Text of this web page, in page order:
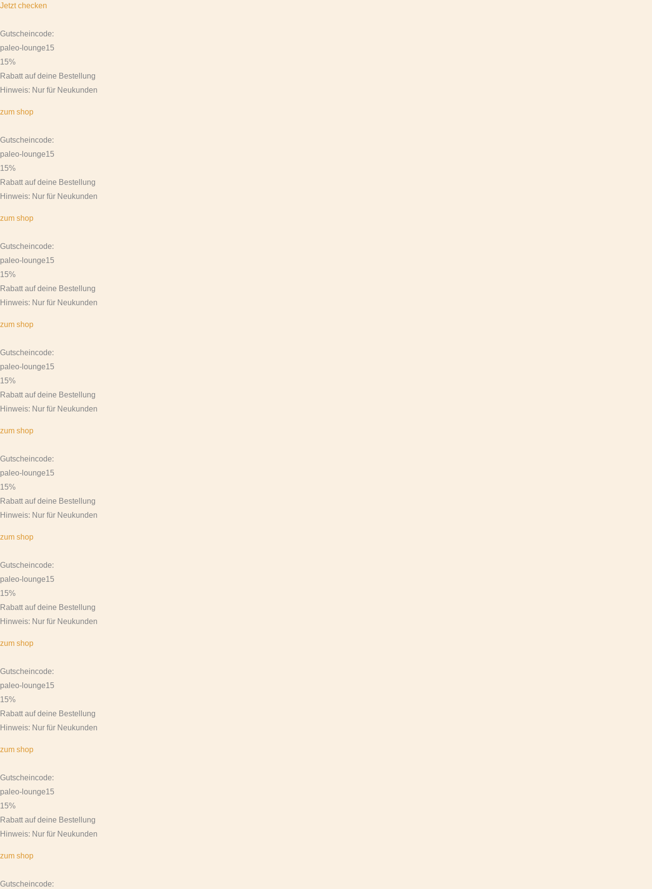
Jetzt checken
Gutscheincode:
paleo-lounge15
15%
Rabatt auf deine Bestellung
Hinweis: Nur für Neukunden
zum shop
Gutscheincode:
paleo-lounge15
15%
Rabatt auf deine Bestellung
Hinweis: Nur für Neukunden
zum shop
Gutscheincode:
paleo-lounge15
15%
Rabatt auf deine Bestellung
Hinweis: Nur für Neukunden
zum shop
Gutscheincode:
paleo-lounge15
15%
Rabatt auf deine Bestellung
Hinweis: Nur für Neukunden
zum shop
Gutscheincode:
paleo-lounge15
15%
Rabatt auf deine Bestellung
Hinweis: Nur für Neukunden
zum shop
Gutscheincode:
paleo-lounge15
15%
Rabatt auf deine Bestellung
Hinweis: Nur für Neukunden
zum shop
Gutscheincode:
paleo-lounge15
15%
Rabatt auf deine Bestellung
Hinweis: Nur für Neukunden
zum shop
Gutscheincode:
paleo-lounge15
15%
Rabatt auf deine Bestellung
Hinweis: Nur für Neukunden
zum shop
Gutscheincode: